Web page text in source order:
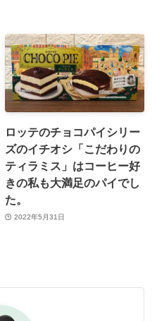
ロッテのチョコパイシリー
ズのイチオシ「こだわりの
ティラミス」はコーヒー好
きの私も大満足のパイでし
た。
2022年5月31日